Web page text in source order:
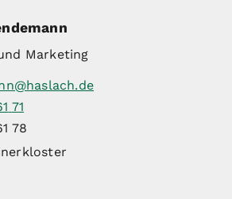
Marketing
71
78